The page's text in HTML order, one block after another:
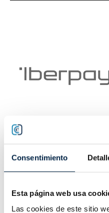
Consentimiento
Esta página web usa
Las cookies de este sitio
Iberpay
producto 0